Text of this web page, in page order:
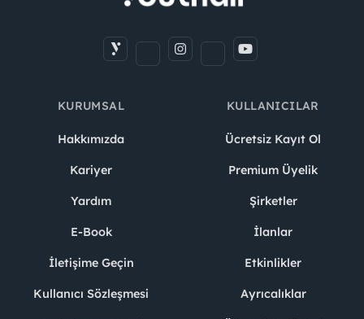
KURUMSAL
Hakkımızda
Kariyer
Yardım
E-Book
İletişime Geçin
Kullanıcı Sözleşmesi
KULLANICILAR
Ücretsiz Kayıt Ol
Premium Üyelik
Şirketler
İlanlar
Etkinlikler
Ayrıcalıklar